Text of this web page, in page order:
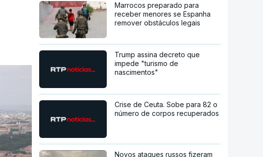
Marrocos preparado para
receber menores se Espanha
remover obstáculos legais
Trump assina decreto que
impede "turismo de
nascimentos"
Crise de Ceuta. Sobe para 82 o
número de corpos recuperados
Novos ataques russos fizeram